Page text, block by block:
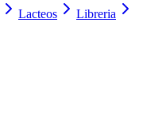
Lacteos
Libreria